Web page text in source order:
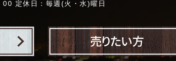
定休日：毎週(火・水)曜日